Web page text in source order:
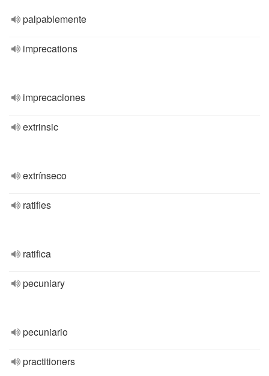
palpablemente
imprecations
imprecaciones
extrinsic
extrínseco
ratifies
ratifica
pecuniary
pecuniario
practitioners